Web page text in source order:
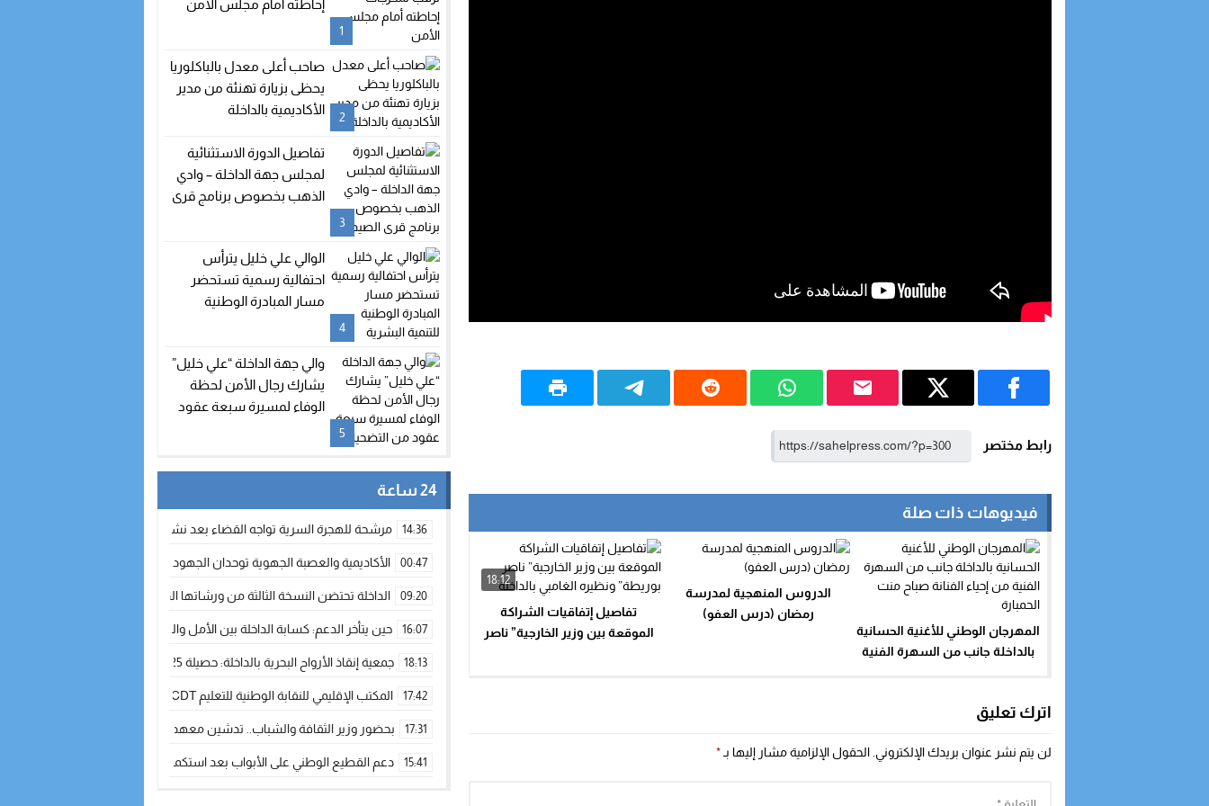
بعد مغادرته «الأحرار» والتحاقه بالاستقلال.. أمبارك حمية يستقيل من البرلمان والمحكمة الدستورية تعلن شغور مقعده
رابط مختصر
فيديوهات ذات صلة
المهرجان الوطني للأغنية الحسانية
بالداخلة جانب من السهرة الفنية
الدروس المنهجية لمدرسة
رمضان (درس العفو)
18:12
تفاصيل إتفاقيات الشراكة
الموقعة بين وزير الخارجية” ناصر
اترك تعليق
لن يتم نشر عنوان بريدك الإلكتروني.الحقول الإلزامية مشار إليها بـ*
1
إحاطته أمام مجلس الأمن
2
صاحب أعلى معدل بالباكلوريا
يحظى بزيارة تهنئة من مدير
الأكاديمية بالداخلة
3
تفاصيل الدورة الاستثنائية
لمجلس جهة الداخلة – وادي
الذهب بخصوص برنامج قرى
4
الوالي علي خليل يترأس
احتفالية رسمية تستحضر
مسار المبادرة الوطنية
5
والي جهة الداخلة “علي خليل”
يشارك رجال الأمن لحظة
الوفاء لمسيرة سبعة عقود
24 ساعة
14:36 مرشحة للهجرة السرية تواجه القضاء بعد نشر معطيات مضللة
00:47 الأكاديمية والعصبة الجهوية توحدان الجهود لتطوير الممارسة الكروية بجهة
09:20 الداخلة تحتضن النسخة الثالثة من ورشاتها الدولية: تكوين متخصص في التراث
16:07 حين يتأخر الدعم: كسابة الداخلة بين الأمل والقلق ؟
18:13 جمعية إنقاذ الأرواح البحرية بالداخلة: حصيلة 2025 بين مهام الإنقاذ ومشروع “دار البحار”
17:42 المكتب الإقليمي للنقابة الوطنية للتعليم CDT يجتمع مع المدير الإقليمي لمناقشة ملفات جوهرية لنساء ورجال التعليم
17:31 بحضور وزير الثقافة والشباب.. تدشين معهد الموسيقى والفنون الكوريغرافية بالداخلة
15:41 دعم القطيع الوطني على الأبواب بعد استكمال الترقيم… الفلاحة المغربية